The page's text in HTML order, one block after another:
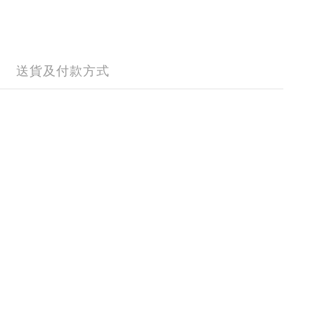
送貨及付款方式